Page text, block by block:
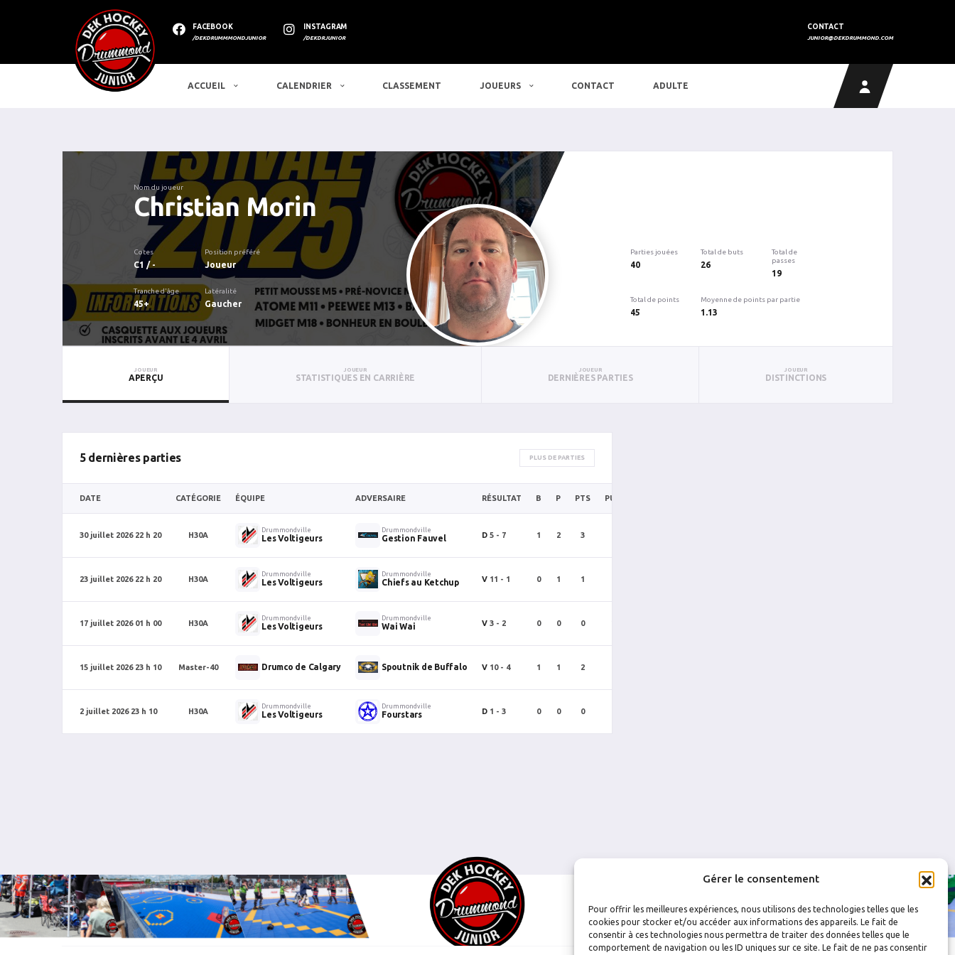
Gérer le consentement
Pour offrir les meilleures expériences, nous utilisons des technologies telles que les
cookies pour stocker et/ou accéder aux informations des appareils. Le fait de
consentir à ces technologies nous permettra de traiter des données telles que le
comportement de navigation ou les ID uniques sur ce site. Le fait de ne pas consentir
FACEBOOK
/DEKDRUMMMONDJUNIOR
INSTAGRAM
/DEKDRJUNIOR
CONTACT
JUNIOR@DEKDRUMMOND.COM
ACCUEIL CALENDRIER CLASSEMENT JOUEURS CONTACT ADULTE
Nom du joueur
Christian Morin
Cotes
C1 / -
Position préféré
Joueur
Tranche d'âge
45+
Latéralité
Gaucher
Parties jouées
40
Total de buts
26
Total de
passes
19
Total de points
45
Moyenne de points par partie
1.13
JOUEUR
APERÇU
JOUEUR
STATISTIQUES EN CARRIÈRE
JOUEUR
DERNIÈRES PARTIES
JOUEUR
DISTINCTIONS
5 dernières parties PLUS DE PARTIES
DATE CATÉGORIE ÉQUIPE ADVERSAIRE RÉSULTAT B P PTS PUN
30 juillet 2026 22 h 20 H30A
Drummondville
Les Voltigeurs
Drummondville
Gestion Fauvel D 5 - 7 1 2 3
23 juillet 2026 22 h 20 H30A
Drummondville
Les Voltigeurs
Drummondville
Chiefs au Ketchup V 11 - 1 0 1 1
17 juillet 2026 01 h 00 H30A
Drummondville
Les Voltigeurs
Drummondville
Wai Wai V 3 - 2 0 0 0
15 juillet 2026 23 h 10 Master-40 Drumco de Calgary Spoutnik de Buffalo V 10 - 4 1 1 2
2 juillet 2026 23 h 10 H30A
Drummondville
Les Voltigeurs
Drummondville
Fourstars D 1 - 3 0 0 0